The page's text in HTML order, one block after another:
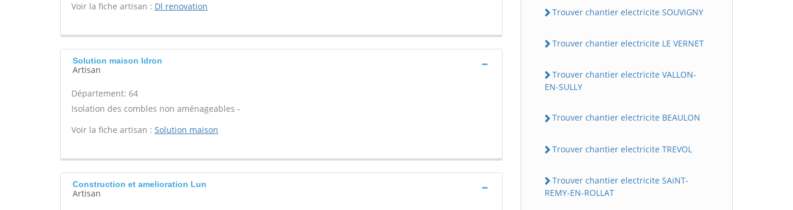
Voir la fiche artisan : Dl renovation
Solution maison Idron
Artisan
Département: 64
Isolation des combles non aménageables -
Voir la fiche artisan : Solution maison
Construction et amelioration Lun
Artisan
Trouver chantier electricite SOUViGNY
Trouver chantier electricite LE VERNET
Trouver chantier electricite VALLON-
EN-SULLY
Trouver chantier electricite BEAULON
Trouver chantier electricite TREVOL
Trouver chantier electricite SAiNT-
REMY-EN-ROLLAT